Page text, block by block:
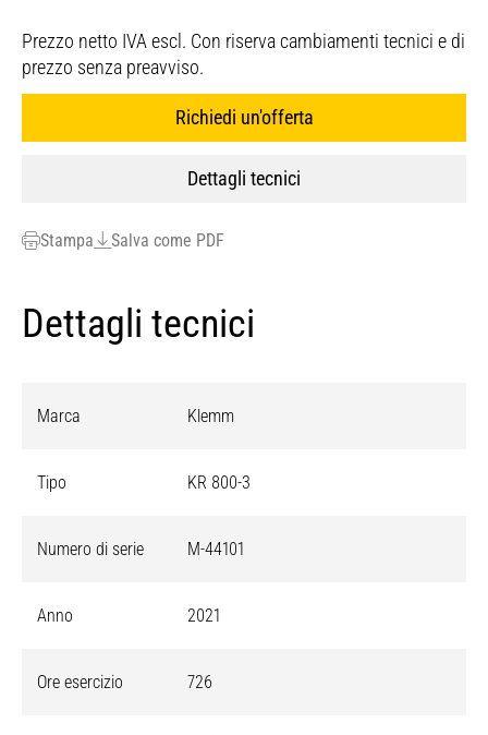
Prezzo netto IVA escl. Con riserva cambiamenti tecnici e di
prezzo senza preavviso.
Richiedi un'offerta
Dettagli tecnici
Stampa Salva come PDF
Dettagli tecnici
Marca Klemm
Tipo KR 800-3
Numero di serie M-44101
Anno 2021
Ore esercizio 726